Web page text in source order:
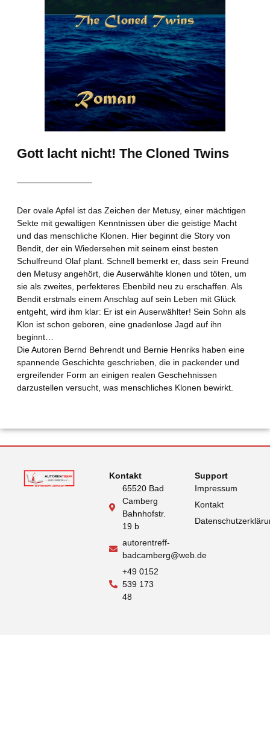
Gott lacht nicht! The Cloned Twins
Der ovale Apfel ist das Zeichen der Metusy, einer mächtigen
Sekte mit gewaltigen Kenntnissen über die geistige Macht
und das menschliche Klonen. Hier beginnt die Story von
Bendit, der ein Wiedersehen mit seinem einst besten
Schulfreund Olaf plant. Schnell bemerkt er, dass sein Freund
den Metusy angehört, die Auserwählte klonen und töten, um
sie als zweites, perfekteres Ebenbild neu zu erschaffen. Als
Bendit erstmals einem Anschlag auf sein Leben mit Glück
entgeht, wird ihm klar: Er ist ein Auserwählter! Sein Sohn als
Klon ist schon geboren, eine gnadenlose Jagd auf ihn
beginnt…
Die Autoren Bernd Behrendt und Bernie Henriks haben eine
spannende Geschichte geschrieben, die in packender und
ergreifender Form an einigen realen Geschehnissen
darzustellen versucht, was menschliches Klonen bewirkt.
Kontakt
65520 Bad
Camberg
Bahnhofstr.
19 b
autorentreff-
badcamberg@web.de
+49 0152
539 173
48
Support
Impressum
Kontakt